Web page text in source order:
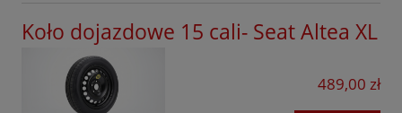
Dongfeng
Leon
Leon Cupra
Koło dojazdowe 15 cali- Seat Altea XL
489,00 zł